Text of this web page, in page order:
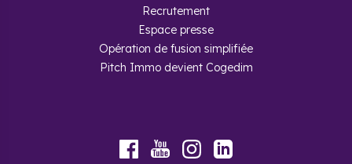
Recrutement
Espace presse
Opération de fusion simplifiée
Pitch Immo devient Cogedim
FacebookYoutubeInstagram